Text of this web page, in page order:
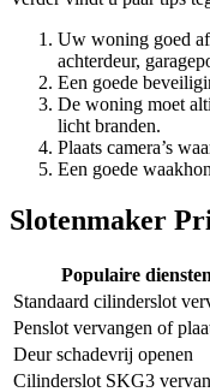
Uw woning goed
achterdeur,
Een goede
De woning moet
licht branden.
Plaats camera’s
Een goede
Slotenmaker
Populaire diensten
Standaard cilinderslot
Penslot vervangen of
Deur schadevrij openen
Cilinderslot SKG3